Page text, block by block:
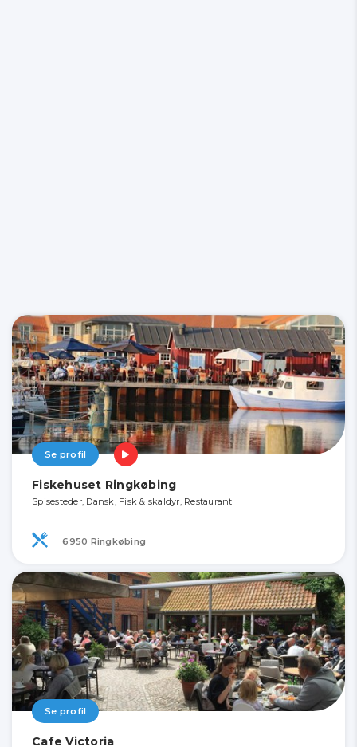
Se profil
Fiskehuset Ringkøbing
Spisesteder, Dansk, Fisk & skaldyr, Restaurant
6950 Ringkøbing
Se profil
Cafe Victoria